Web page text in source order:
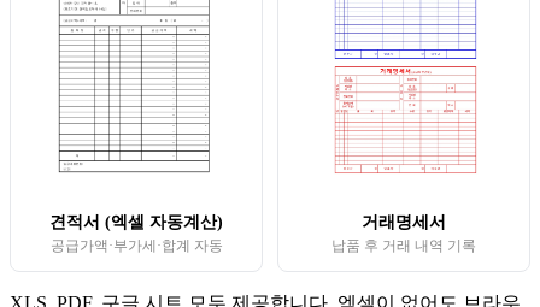
견적서 (엑셀 자동계산)
공급가액·부가세·합계 자동
거래명세서
납품 후 거래 내역 기록
XLS, PDF, 구글 시트 모두 제공합니다. 엑셀이 없어도 브라우